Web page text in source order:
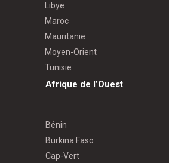
Libye
Maroc
Mauritanie
Moyen-Orient
Tunisie
Afrique de l’Ouest
Bénin
Burkina Faso
Cap-Vert